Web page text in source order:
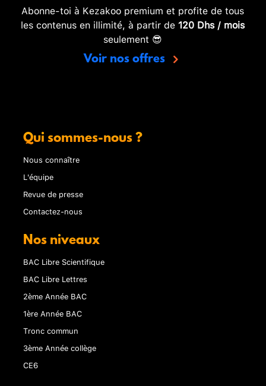
Abonne-toi à Kezakoo premium et profite de tous
les contenus en illimité, à partir de 120 Dhs / mois
seulement 😎
Voir nos offres
Qui sommes-nous ?
Nous connaître
L'équipe
Revue de presse
Contactez-nous
Nos niveaux
BAC Libre Scientifique
BAC Libre Lettres
2ème Année BAC
1ère Année BAC
Tronc commun
3ème Année collège
CE6